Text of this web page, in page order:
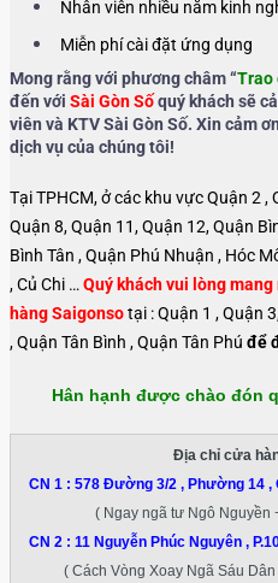
Nhân viên nhiều năm kinh
Miễn phí cài đặt ứng dụng
Mong rằng với phương châm “Trao
đến với Sài Gòn Sốquý khách sẽ
viên và KTV Sài Gòn Số. Xin cảm
dịch vụ của chúng tôi!
Tại TPHCM, ở các khu vực Quận 2 ,
Quận 8, Quận 11, Quận 12, Quận
Bình Tân , Quận Phú Nhuận , Hóc
, Củ Chi … Quý khách vui lòng
hàng Saigonsotại : Quận 1 , Quận
, Quận Tân Bình , Quận Tân Phú để
Hân hạnh được chào đón
Địa chỉ cửa
CN 1 : 578 Đường 3/2 , Phường 14 ,
( Ngay ngã tư Ngô Nguyền
CN 2 : 11 Nguyễn Phúc Nguyên ,
( Cách Vòng Xoay Ngã Sáu